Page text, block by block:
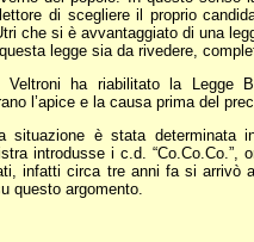
di scegliere il proprio
che si è avvantaggiato di una
legge sia da rivedere,
ha riabilitato la Legge
l’apice e la causa prima del
situazione è stata
introdusse i c.d.
infatti circa tre anni fa si arrivò
questo argomento.